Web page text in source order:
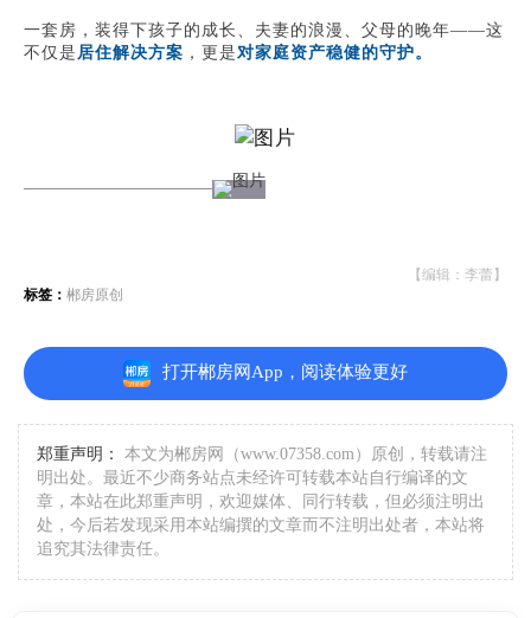
一套房，装得下孩子的成长、夫妻的浪漫、父母的晚年——这
不仅是 居住解决方案 ，更是 对家庭资产稳健的守护。
【编辑：李蕾】
标签： 郴房原创
打开郴房网App，阅读体验更好
郑重声明：
本文为郴房网（www.07358.com）原创，转载请注
明出处。最近不少商务站点未经许可转载本站自行编译的文
章，本站在此郑重声明，欢迎媒体、同行转载，但必须注明出
处，今后若发现采用本站编撰的文章而不注明出处者，本站将
追究其法律责任。